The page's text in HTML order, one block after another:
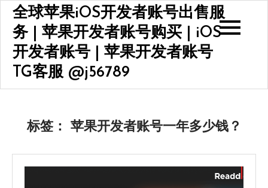
Skip
content
全球苹果iOS开发者账号出售服
务 | 苹果开发者账号购买 | iOS
开发者账号 | 苹果开发者账号
TG客服 @j56789
标签： 苹果开发者账号一年多少钱？